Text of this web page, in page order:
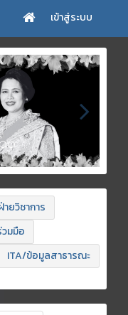
เข้าสู่ระบบ
ายวิชาการ
มมือ
ITA/ข้อมูลสาธารณะ